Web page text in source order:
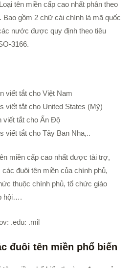
Loại tên miền cấp cao nhất phân theo
Bao gồm 2 chữ cái chính là mã quốc
nước được quy định theo tiêu
3166.
viết tắt cho Việt Nam
viết tắt cho United States (Mỹ)
viết tắt cho Ấn Độ
viết tắt cho Tây Ban Nha,..
miền cấp cao nhất được tài trợ,
các đuôi tên miền của chính phủ,
thuộc chính phủ, tổ chức giáo
hội….
.edu: .mil
đuôi tên miền phổ biến